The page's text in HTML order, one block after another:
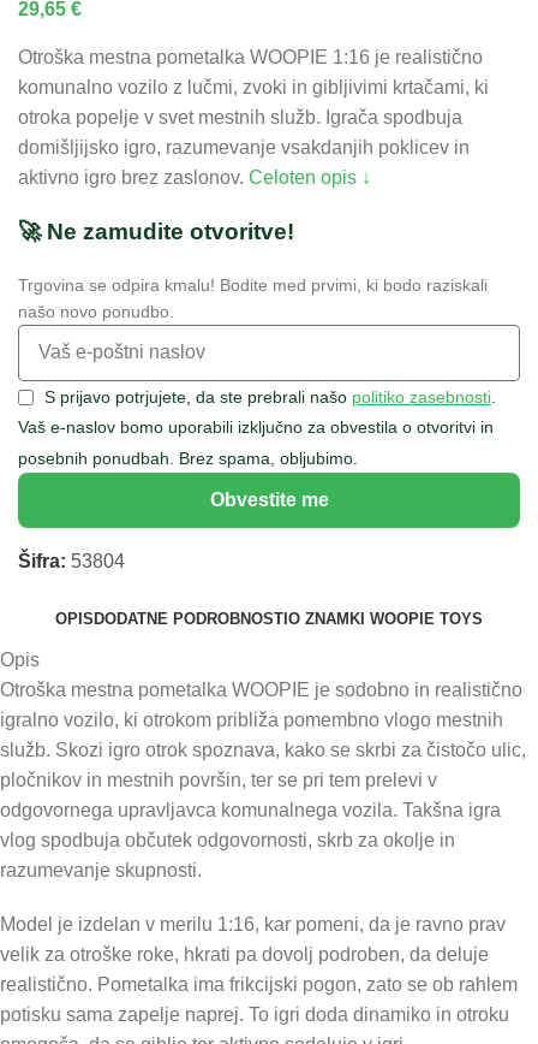
29,65 €
Otroška mestna pometalka WOOPIE 1:16 je realistično
komunalno vozilo z lučmi, zvoki in gibljivimi krtačami, ki
otroka popelje v svet mestnih služb. Igrača spodbuja
domišljijsko igro, razumevanje vsakdanjih poklicev in
aktivno igro brez zaslonov. Celoten opis ↓
🚀 Ne zamudite otvoritve!
Trgovina se odpira kmalu! Bodite med prvimi, ki bodo raziskali
našo novo ponudbo.
S prijavo potrjujete, da ste prebrali našo politiko zasebnosti
Vaš e-naslov bomo uporabili izključno za obvestila o otvoritvi in
posebnih ponudbah. Brez spama, obljubimo.
Obvestite me
Šifra: 53804
OPISDODATNE PODROBNOSTIO ZNAMKI WOOPIE TOYS
Opis
Otroška mestna pometalka WOOPIE je sodobno in realistično
igralno vozilo, ki otrokom približa pomembno vlogo mestnih
služb. Skozi igro otrok spoznava, kako se skrbi za čistočo ulic,
pločnikov in mestnih površin, ter se pri tem prelevi v
odgovornega upravljavca komunalnega vozila. Takšna igra
vlog spodbuja občutek odgovornosti, skrb za okolje in
razumevanje skupnosti.
Model je izdelan v merilu 1:16, kar pomeni, da je ravno prav
velik za otroške roke, hkrati pa dovolj podroben, da deluje
realistično. Pometalka ima frikcijski pogon, zato se ob rahlem
potisku sama zapelje naprej. To igri doda dinamiko in otroku